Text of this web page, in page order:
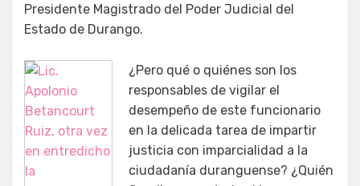
Presidente Magistrado del Poder Judicial del
Estado de Durango.
¿Pero qué o quiénes son los
responsables de vigilar el
desempeño de este funcionario
en la delicada tarea de impartir
justicia con imparcialidad a la
ciudadanía duranguense? ¿Quién